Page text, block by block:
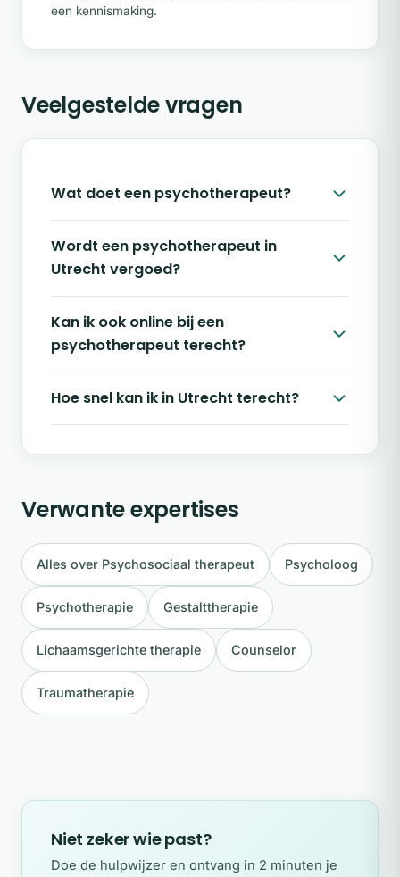
een kennismaking.
Veelgestelde vragen
Wat doet een psychotherapeut?
Wordt een psychotherapeut in
Utrecht vergoed?
Kan ik ook online bij een
psychotherapeut terecht?
Hoe snel kan ik in Utrecht terecht?
Verwante expertises
Alles over Psychosociaal therapeut Psycholoog
Psychotherapie Gestalttherapie
Lichaamsgerichte therapie Counselor
Traumatherapie
Niet zeker wie past?
Doe de hulpwijzer en ontvang in 2 minuten je